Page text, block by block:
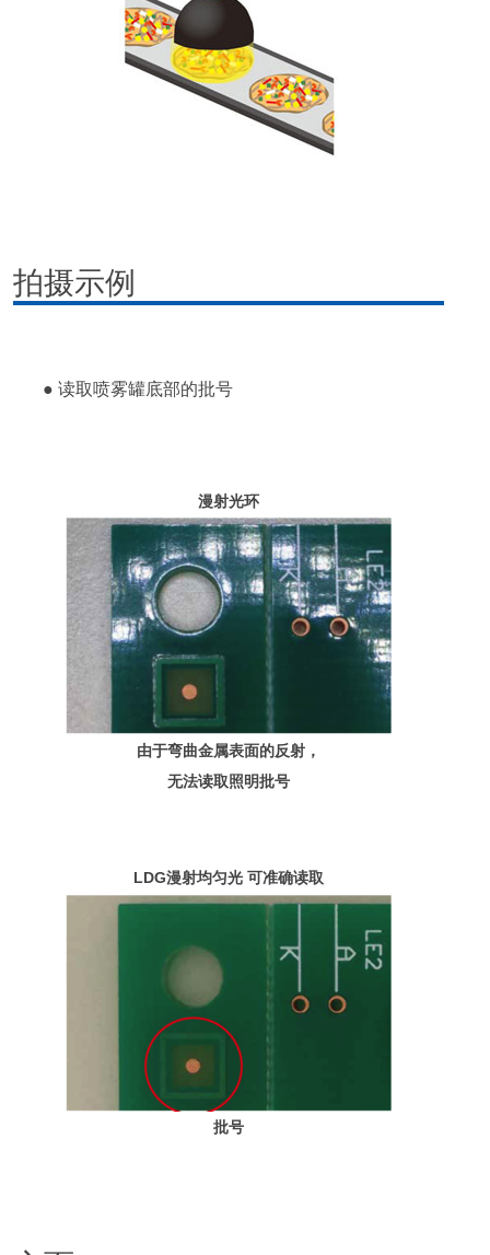
拍摄示例
● 读取喷雾罐底部的批号
漫射光环
由于弯曲金属表面的反射，
无法读取照明批号
LDG漫射均匀光 可准确读取
批号